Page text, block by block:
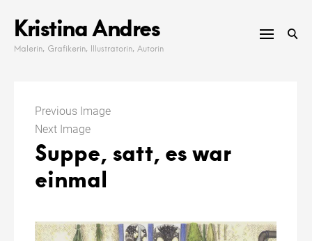
content
Kristina Andres
Malerin, Grafikerin, Illustratorin, Autorin
Previous Image
Next Image
Suppe, satt, es war
einmal